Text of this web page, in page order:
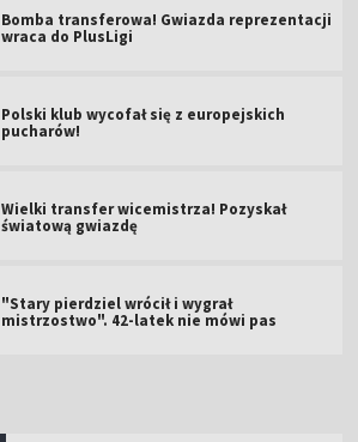
Bomba transferowa! Gwiazda reprezentacji
wraca do PlusLigi
Polski klub wycofał się z europejskich
pucharów!
Wielki transfer wicemistrza! Pozyskał
światową gwiazdę
"Stary pierdziel wrócił i wygrał
mistrzostwo". 42-latek nie mówi pas